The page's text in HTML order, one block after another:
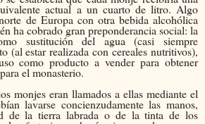
actual a un cuarto de litro. Algo
de Europa con otra bebida alcohólica
ha cobrado gran preponderancia social: la
sustitución del agua (casi siempre
(al estar realizada con cereales nutritivos),
como producto a vender para obtener
el monasterio.
monjes eran llamados a ellas mediante el
lavarse concienzudamente las manos,
de la tierra labrada o de la tinta de los